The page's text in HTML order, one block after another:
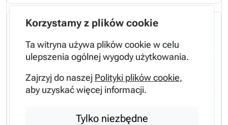
Korzystamy z plików cookie
Ta witryna używa plików cookie w celu
ulepszenia ogólnej wygody użytkowania.
Zajrzyj do naszej Polityki plików cookie,
aby uzyskać więcej informacji.
Tylko niezbędne
Jazda na zbyt cienkich tarczach
Ryzyko pęknięcia i niska pojemność cieplna
Terminowa wymiana zgodnie z TH min